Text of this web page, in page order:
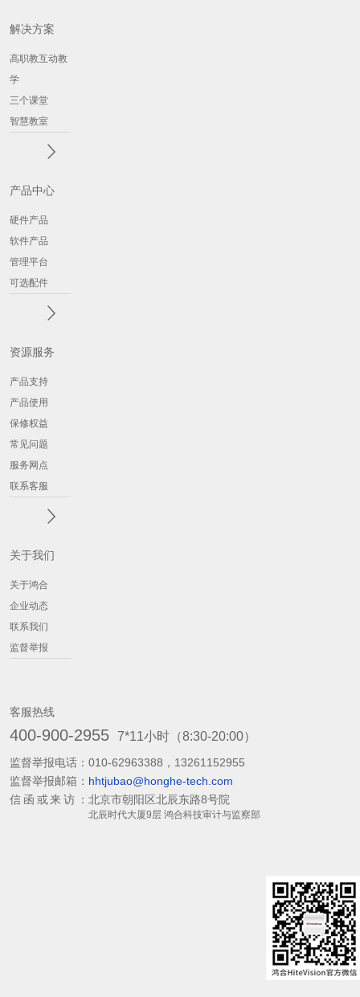
解决方案
高职教互动教
学
三个课堂
智慧教室
产品中心
硬件产品
软件产品
管理平台
可选配件
资源服务
产品支持
产品使用
保修权益
常见问题
服务网点
联系客服
关于我们
关于鸿合
企业动态
联系我们
监督举报
客服热线
400-900-2955 7*11小时（8:30-20:00）
监督举报电话： 010-62963388，13261152955
监督举报邮箱： hhtjubao@honghe-tech.com
信函或来访： 北京市朝阳区北辰东路8号院
北辰时代大厦9层 鸿合科技审计与监察部